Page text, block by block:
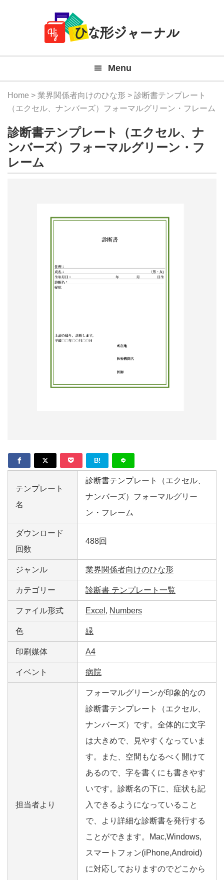
Navigation
料
テ
プ
レ
ー
ト
Menu
Home > 業界関係者向けのひな形 > 診断書テンプレート
（エクセル、ナンバーズ）フォーマルグリーン・フレーム
診断書テンプレート（エクセル、ナ
ンバーズ）フォーマルグリーン・フ
レーム
B!
テンプレート
名
診断書テンプレート（エクセル、
ナンバーズ）フォーマルグリー
ン・フレーム
ダウンロード
回数
488回
ジャンル 業界関係者向けのひな形
カテゴリー 診断書 テンプレート一覧
ファイル形式 Excel , Numbers
色 緑
印刷媒体 A4
イベント 病院
担当者より
フォーマルグリーンが印象的なの
診断書テンプレート（エクセル、
ナンバーズ）です。全体的に文字
は大きめで、見やすくなっていま
す。また、空間もなるべく開けて
あるので、字を書くにも書きやす
いです。診断名の下に、症状も記
入できるようになっていること
で、より詳細な診断書を発行する
ことができます。Mac,Windows,
スマートフォン(iPhone,Android)
に対応しておりますのでどこから